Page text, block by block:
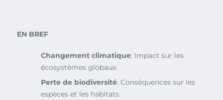
EN BREF
Changement climatique: Impact sur les
écosystèmes globaux.
Perte de biodiversité: Conséquences sur les
espèces et les habitats.